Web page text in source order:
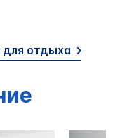
для отдыха